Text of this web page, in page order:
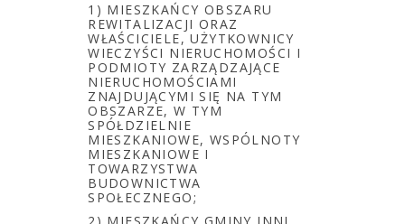
1) MIESZKAŃCY OBSZARU
REWITALIZACJI ORAZ
WŁAŚCICIELE, UŻYTKOWNICY
WIECZYŚCI NIERUCHOMOŚCI I
PODMIOTY ZARZĄDZAJĄCE
NIERUCHOMOŚCIAMI
ZNAJDUJĄCYMI SIĘ NA TYM
OBSZARZE, W TYM
SPÓŁDZIELNIE
MIESZKANIOWE, WSPÓLNOTY
MIESZKANIOWE I
TOWARZYSTWA
BUDOWNICTWA
SPOŁECZNEGO;